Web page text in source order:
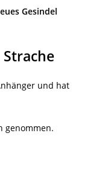
Gesindel
und hat
genommen.